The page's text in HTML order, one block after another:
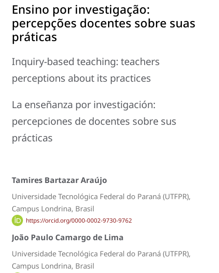
Ensino por investigação:
percepções docentes sobre suas
práticas
Inquiry-based teaching: teachers
perceptions about its practices
La enseñanza por investigación:
percepciones de docentes sobre sus
prácticas
Tamires Bartazar Araújo
Universidade Tecnológica Federal do Paraná (UTFPR),
Campus Londrina, Brasil
https://orcid.org/0000-0002-9730-9762
João Paulo Camargo de Lima
Universidade Tecnológica Federal do Paraná (UTFPR),
Campus Londrina, Brasil